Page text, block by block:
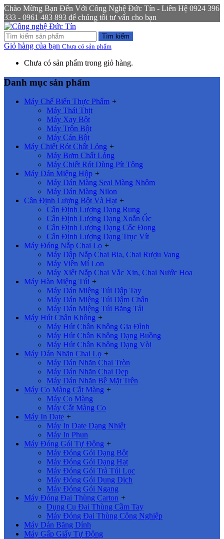
Chào Mừng Bạn Đến Với Công Nghệ Đức Tín - Liên Hệ 0924 396
333 - 0961 483 893 để chúng tôi tư vấn cho bạn
Tìm kiếm
Giỏ hàng của bạn Chưa có sản phẩm
Chưa có sản phẩm trong giỏ hàng.
Danh mục sản phẩm
Máy Chế Biến Thực Phẩm +
Máy Thái Thịt
Máy Xay Bột
Máy Trộn Bột
Máy Cán Bột
Máy Chiết Rót Chất Lỏng +
Máy Bơm Chất Lỏng
Máy Chiết Rót Dùng Pít Tông
Máy Dán Miệng Hộp +
Máy Dán Màng Seal Màng Nhôm
Máy Dán Màng Nilon
Cân Định Lượng Bột Và Hạt +
Cân Định Lượng Dạng Rung
Cân Định Lượng Dạng Xoắn Ốc
Cân Định Lượng Dạng Cốc Đong
Cân Định Lượng Dạng Trục Vít
Máy Đóng Nắp Chai Lọ +
Máy Dập Nắp Chai Bia, Chai Rượu Vang
Máy Viền Mí Lon
Máy Xiết Nắp Chai Vắc Xin, Chai Nước Hoa
Máy Hàn Miệng Túi +
Máy Dán Miệng Túi Dập Tay
Máy Dán Miệng Túi Dậm Chân
Máy Dán Miệng Túi Băng Tải
Máy Hút Chân Không +
Máy Hút Chân Không Gia Đình
Máy Hút Chân Không Dạng Buồng
Máy Hút Chân Không Dạng Vòi
Máy Dán Nhãn Chai Lọ +
Máy Dán Nhãn Chai Tròn
Máy Dán Nhãn Chai Dẹp
Máy Dán Nhãn Bề Mặt Trên
Máy Co Màng Cắt Màng +
Máy Co Màng
Máy Cắt Màng Co
Máy In Date +
Máy In Date Dạng Nhiệt
Máy In Phun
Máy Đóng Gói Tự Động +
Máy Đóng Gói Dạng Bột
Máy Đóng Gói Dạng Hạt
Máy Đóng Gói Trà Túi Lọc
Máy Đóng Gói Dung Dịch
Máy Đóng Gói Ngang
Máy Đóng Đai Thùng Carton +
Dụng Cụ Đai Thùng Cầm Tay
Máy Đóng Đai Thùng Công Nghiệp
Máy Dán Băng Dính
Máy Gấp Giấy Tự Động